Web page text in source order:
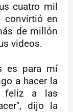
cuatro mil
convirtió en
de millón
videos.
es para mí
a hacer la
feliz a las
dijo la